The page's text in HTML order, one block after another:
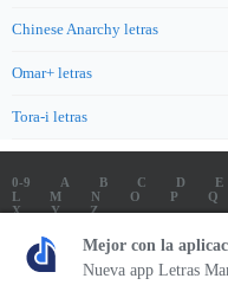
Chinese Anarchy letras
Omar+ letras
Tora-i letras
0-9 A B C D E
L
M N O P Q
X
Y
Z
LETRAS
SOUNDTRACK
TOP 100 LETRAS
ENVIA
Letrasmania.com -
Mejor con la
Nueva app Letras